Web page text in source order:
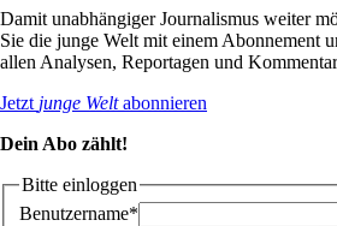
Damit unabhängiger Journalismus weiter
Sie die junge Welt mit einem Abonnement
allen Analysen, Reportagen und
Jetzt junge Weltabonnieren
Dein Abo zählt!
Bitte einloggen
Benutzername*